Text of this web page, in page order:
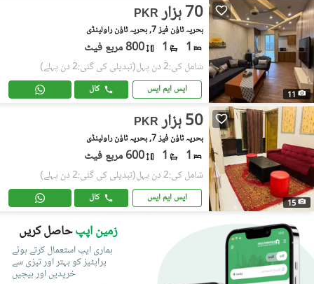
11
PKR 70 ہزار
بحریہ ٹاؤن فیز 7, بحریہ ٹاؤن راولپنڈی
1
1 800 مربع فیٹ
شامل کی:2 دن پہل (تبدیلی کی گئی:2 دن پہلے)
ایس ایم ایس کال
15
PKR 50 ہزار
بحریہ ٹاؤن فیز 7, بحریہ ٹاؤن راولپنڈی
1
1 600 مربع فیٹ
شامل کی:2 دن پہل (تبدیلی کی گئی:2 دن پہلے)
ایس ایم ایس کال
زمین اپپحاصل کریں
ہماری ایپ استعمال کرتے ہوئے
پراپٹیز کو بہتر اور تیزی سے
خریدیں اور بیچیں